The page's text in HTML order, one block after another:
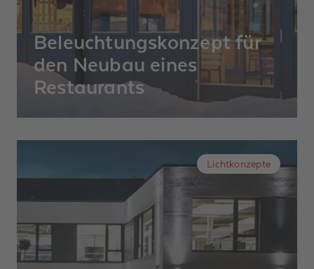
Beleuchtungskonzept für
den Neubau eines
Restaurants
dimmbares Lichtkonzept benötigt, das
Atmosphäre schafft und zum Verweilen
Lichtkonzepte